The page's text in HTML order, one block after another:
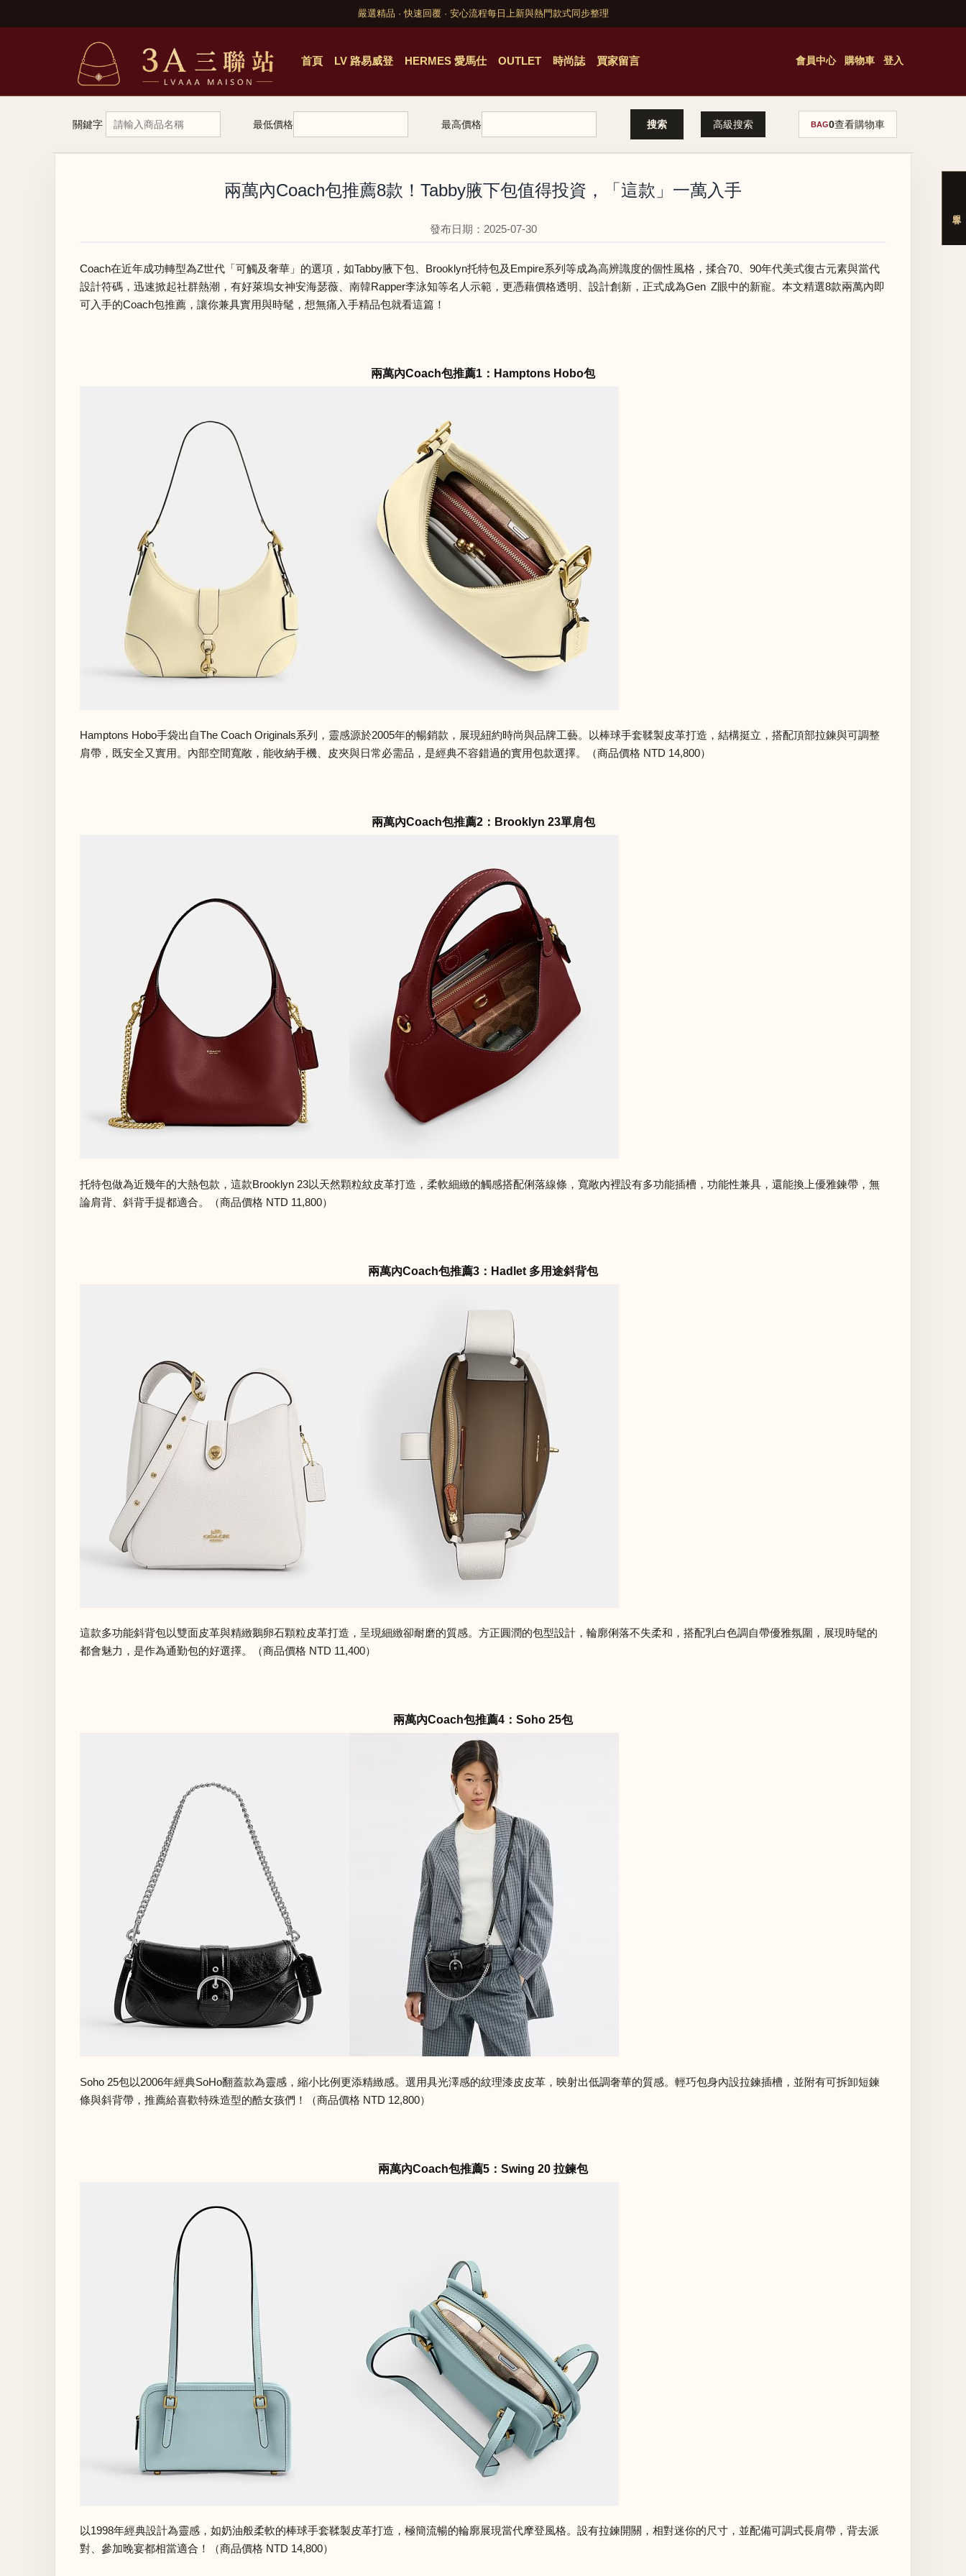
嚴選精品 · 快速回覆 · 安心流程每日上新與熱門款式同步整理
首頁 LV 路易威登 HERMES 愛馬仕 OUTLET 時尚誌 買家留言 會員中心 購物車 登入
關鍵字 最低價格 最高價格 高級搜索 BAG0查看購物車
兩萬內Coach包推薦8款！Tabby腋下包值得投資，「這款」一萬入手
發布日期：2025-07-30
Coach在近年成功轉型為Z世代「可觸及奢華」的選項，如Tabby腋下包、Brooklyn托特包及Empire系列等成為高辨識度的個性風格，揉合70、90年代美式復古元素與當代
設計符碼，迅速掀起社群熱潮，有好萊塢女神安海瑟薇、南韓Rapper李泳知等名人示範，更憑藉價格透明、設計創新，正式成為Gen Z眼中的新寵。本文精選8款兩萬內即
可入手的Coach包推薦，讓你兼具實用與時髦，想無痛入手精品包就看這篇！
兩萬內Coach包推薦1：Hamptons Hobo包
Hamptons Hobo手袋出自The Coach Originals系列，靈感源於2005年的暢銷款，展現紐約時尚與品牌工藝。以棒球手套鞣製皮革打造，結構挺立，搭配頂部拉鍊與可調整
肩帶，既安全又實用。內部空間寬敞，能收納手機、皮夾與日常必需品，是經典不容錯過的實用包款選擇。（商品價格 NTD 14,800）
兩萬內Coach包推薦2：Brooklyn 23單肩包
托特包做為近幾年的大熱包款，這款Brooklyn 23以天然顆粒紋皮革打造，柔軟細緻的觸感搭配俐落線條，寬敞內裡設有多功能插槽，功能性兼具，還能換上優雅鍊帶，無
論肩背、斜背手提都適合。（商品價格 NTD 11,800）
兩萬內Coach包推薦3：Hadlet 多用途斜背包
這款多功能斜背包以雙面皮革與精緻鵝卵石顆粒皮革打造，呈現細緻卻耐磨的質感。方正圓潤的包型設計，輪廓俐落不失柔和，搭配乳白色調自帶優雅氛圍，展現時髦的
都會魅力，是作為通勤包的好選擇。（商品價格 NTD 11,400）
兩萬內Coach包推薦4：Soho 25包
Soho 25包以2006年經典SoHo翻蓋款為靈感，縮小比例更添精緻感。選用具光澤感的紋理漆皮皮革，映射出低調奢華的質感。輕巧包身內設拉鍊插槽，並附有可拆卸短鍊
條與斜背帶，推薦給喜歡特殊造型的酷女孩們！（商品價格 NTD 12,800）
兩萬內Coach包推薦5：Swing 20 拉鍊包
以1998年經典設計為靈感，如奶油般柔軟的棒球手套鞣製皮革打造，極簡流暢的輪廓展現當代摩登風格。設有拉鍊開關，相對迷你的尺寸，並配備可調式長肩帶，背去派
對、參加晚宴都相當適合！（商品價格 NTD 14,800）